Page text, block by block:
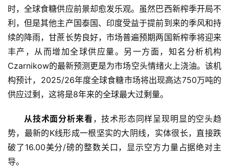
首
页
云
公
众
号
时，全球食糖供应前景却愈发乐观。虽然巴西新榨季开局不
利，但是其他主产国泰国、印度受益于提前到来的季风和持
续的降雨，甘蔗长势良好，市场普遍预期两国新榨季将迎来
丰产，从而增加全球供应量。另一方面，知名分析机构
Czarnikow的最新预测更是为市场空头情绪火上浇油。该机
构预计，2025/26年度全球食糖市场将出现高达750万吨的
供应过剩，这将是8年来的全球最大过剩量。
从技术面分析来看，技术形态同样呈现明显的空头趋
势，最新的K线形成一根坚实的大阴线，实体很长，直接跌
破了16.00美分/磅的整数关口，显示空方力量占据绝对主
导。